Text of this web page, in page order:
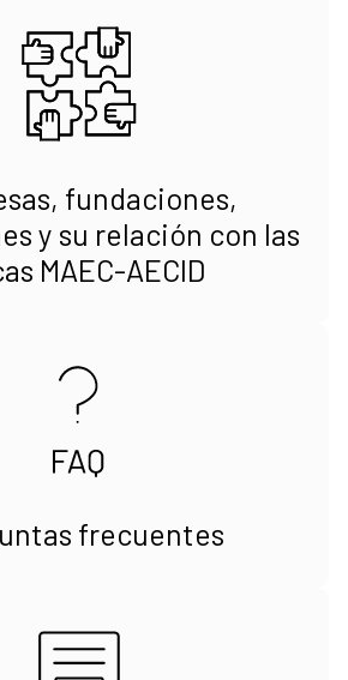
fundaciones,
y su relación con las
MAEC-AECID
frecuentes